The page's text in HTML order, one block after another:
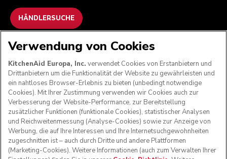
HÄNDLERSUCHE
WIR AKZEPTIEREN
FOLGEN SIE UNS
Verwendung von Cookies
KitchenAid Europa, Inc. verwendet Cookies von Erstanbietern und
Drittanbietern um die Funktionalität der Website zu gewährleisten und
ein nahtloses Browser-Erlebnis zu bieten (unbedingt notwendige
Cookies). Mit Ihrer Zustimmung verwenden wir Cookies auch zur
Verbesserung der Website-Performance, zur Bereitstellung
zusätzlicher Funktionen (funktionale Cookies), statistischer Analysen
und Reichweitenmessung (Analyse-Cookies) sowie zur Anzeige von
Werbung, die auf Ihre Interessen und Ihre Internetsuchgewohnheiten
zugeschnitten ist – auch durch Dritte und andere Plattformen
(Marketing-Cookies). Weitere Informationen (auch zum Verwalten Ihrer